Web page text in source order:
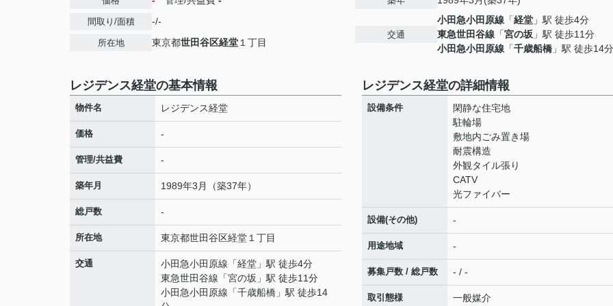
間取り/面積 -/-
所在地 東京都世田谷区経堂 １丁目
交通
小田急小田原線 「経堂 」駅 徒歩4分
東急世田谷線 「宮の坂 」駅 徒歩11分
小田急小田原線 「千歳船橋 」駅 徒歩14分
レジデンス経堂の基本情報
物件名 レジデンス経堂
価格 -
管理/共益費 -
築年月 1989年3月（築37年）
総戸数 -
所在地 東京都世田谷区経堂 １丁目
交通 小田急小田原線 「経堂 」駅 徒歩4分
東急世田谷線 「宮の坂 」駅 徒歩11分
小田急小田原線 「千歳船橋 」駅 徒歩14
レジデンス経堂の詳細情報
設備条件
閑静な住宅地
駐輪場
敷地内ごみ置き場
耐震構造
外観タイル張り
CATV
光ファイバー
設備(その他) -
用途地域 -
募集戸数 / 総戸数 - / -
取引態様 一般媒介